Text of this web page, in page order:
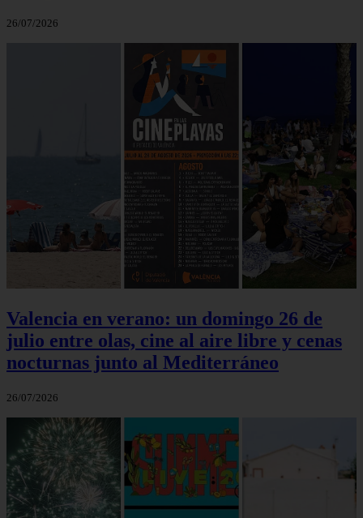
26/07/2026
Valencia en verano: un domingo 26 de
julio entre olas, cine al aire libre y cenas
nocturnas junto al Mediterráneo
26/07/2026